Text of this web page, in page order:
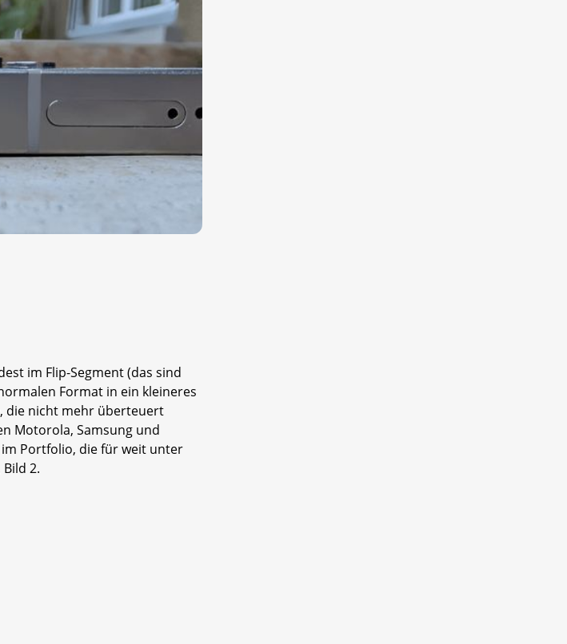
im Flip-Segment (das sind
Format in ein kleineres
die nicht mehr überteuert
Motorola, Samsung und
Portfolio, die für weit unter
2.